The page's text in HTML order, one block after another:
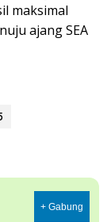
maksimal
ajang SEA
+ Gabung